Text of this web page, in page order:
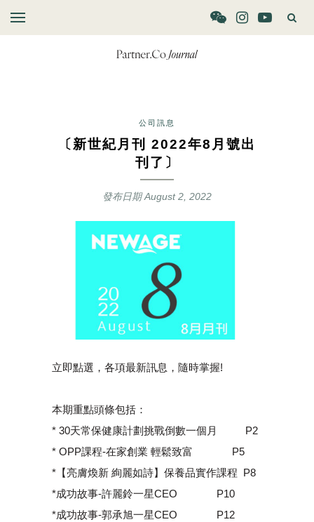
公司訊息
〔新世紀月刊 2022年8月號出
刊了〕
發布日期August 2, 2022
立即點選，各項最新訊息，隨時掌握!
本期重點頭條包括：
* 30天常保健康計劃挑戰倒數一個月 P2
* OPP課程-在家創業 輕鬆致富 P5
*【亮膚煥新 絢麗如詩】保養品實作課程 P8
*成功故事-許麗鈴一星CEO P10
*成功故事-郭承旭一星CEO P12